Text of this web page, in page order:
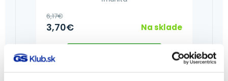
6,17€
3,70€ Na sklade